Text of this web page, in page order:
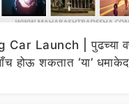
Launch | पुढच्या
होऊ शकतात ‘या’